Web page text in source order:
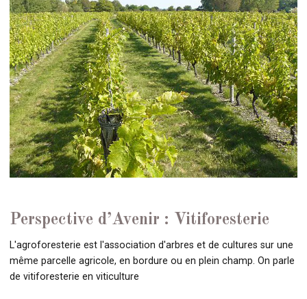
Perspective d’Avenir : Vitiforesterie
L'agroforesterie est l'association d'arbres et de cultures sur une
même parcelle agricole, en bordure ou en plein champ. On parle
de vitiforesterie en viticulture